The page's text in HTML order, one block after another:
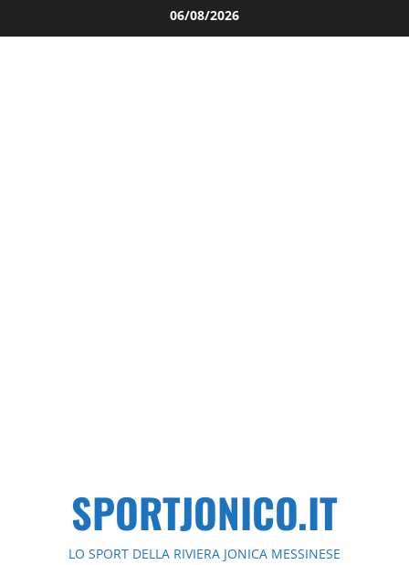
al
06/08/2026
SPORTJONICO.IT
LO SPORT DELLA RIVIERA JONICA MESSINESE